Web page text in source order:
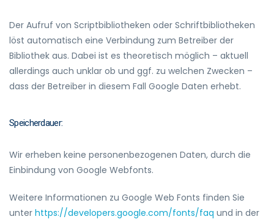
Der Aufruf von Scriptbibliotheken oder Schriftbibliotheken
löst automatisch eine Verbindung zum Betreiber der
Bibliothek aus. Dabei ist es theoretisch möglich – aktuell
allerdings auch unklar ob und ggf. zu welchen Zwecken –
dass der Betreiber in diesem Fall Google Daten erhebt.
Speicherdauer:
Wir erheben keine personenbezogenen Daten, durch die
Einbindung von Google Webfonts.
Weitere Informationen zu Google Web Fonts finden Sie
unter https://developers.google.com/fonts/faq und in der